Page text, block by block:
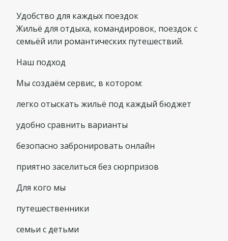
Удобство для каждых поездок
Жильё для отдыха, командировок, поездок с
семьёй или романтических путешествий.
Наш подход
Мы создаём сервис, в котором:
легко отыскать жильё под каждый бюджет
удобно сравнить варианты
безопасно забронировать онлайн
приятно заселиться без сюрпризов
Для кого мы
путешественники
семьи с детьми